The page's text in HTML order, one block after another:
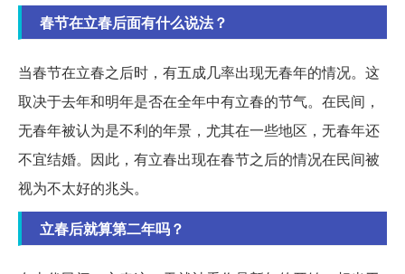
春节在立春后面有什么说法？
当春节在立春之后时，有五成几率出现无春年的情况。这
取决于去年和明年是否在全年中有立春的节气。在民间，
无春年被认为是不利的年景，尤其在一些地区，无春年还
不宜结婚。因此，有立春出现在春节之后的情况在民间被
视为不太好的兆头。
立春后就算第二年吗？